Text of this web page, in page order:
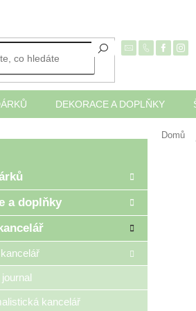
DEKORACE A DOPLŇKY
Domů
a doplňky
kancelář